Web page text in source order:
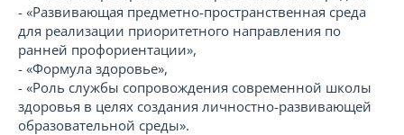
- «Развивающая предметно-пространственная среда
для реализации приоритетного направления по
ранней профориентации»,
- «Формула здоровье»,
- «Роль службы сопровождения современной школы
здоровья в целях создания личностно-развивающей
образовательной среды».